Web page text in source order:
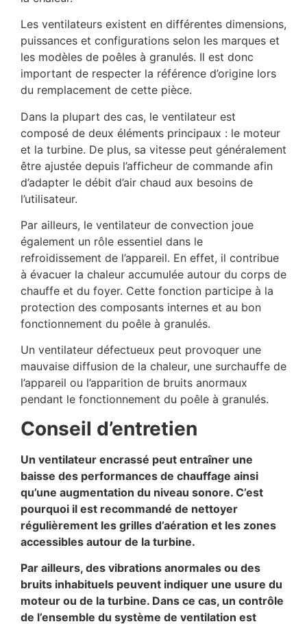
Les ventilateurs existent en différentes dimensions,
puissances et configurations selon les marques et
les modèles de poêles à granulés. Il est donc
important de respecter la référence d’origine lors
du remplacement de cette pièce.
Dans la plupart des cas, le ventilateur est
composé de deux éléments principaux : le moteur
et la turbine. De plus, sa vitesse peut généralement
être ajustée depuis l’afficheur de commande afin
d’adapter le débit d’air chaud aux besoins de
l’utilisateur.
Par ailleurs, le ventilateur de convection joue
également un rôle essentiel dans le
refroidissement de l’appareil. En effet, il contribue
à évacuer la chaleur accumulée autour du corps de
chauffe et du foyer. Cette fonction participe à la
protection des composants internes et au bon
fonctionnement du poêle à granulés.
Un ventilateur défectueux peut provoquer une
mauvaise diffusion de la chaleur, une surchauffe de
l’appareil ou l’apparition de bruits anormaux
pendant le fonctionnement du poêle à granulés.
Conseil d’entretien
Un ventilateur encrassé peut entraîner une
baisse des performances de chauffage ainsi
qu’une augmentation du niveau sonore. C’est
pourquoi il est recommandé de nettoyer
régulièrement les grilles d’aération et les zones
accessibles autour de la turbine.
Par ailleurs, des vibrations anormales ou des
bruits inhabituels peuvent indiquer une usure du
moteur ou de la turbine. Dans ce cas, un contrôle
de l’ensemble du système de ventilation est